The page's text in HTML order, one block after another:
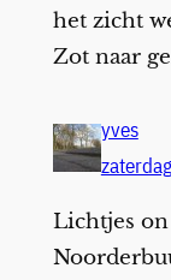
het zicht
Zot naar
yves
Lichtjes